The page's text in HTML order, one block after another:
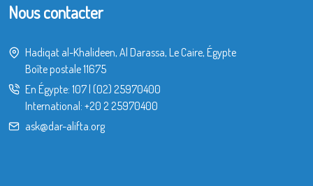
Nous contacter
Hadiqat al-Khalideen, Al Darassa, Le Caire, Égypte
Boîte postale 11675
En Égypte: 107| (02) 25970400
International: +20 2 25970400
ask@dar-alifta.org